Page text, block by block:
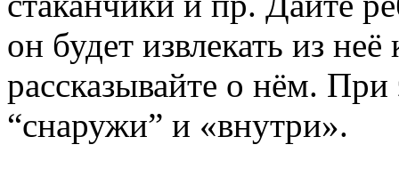
он будет извлекать из
рассказывайте о нём. При
“снаружи” и «внутри».